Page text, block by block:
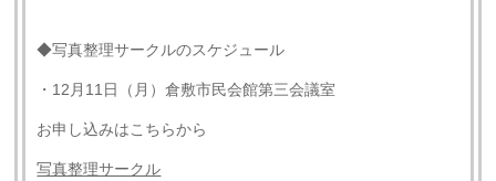
◆写真整理サークルのスケジュール
・12月11日（月）倉敷市民会館第三会議室
お申し込みはこちらから
写真整理サークル